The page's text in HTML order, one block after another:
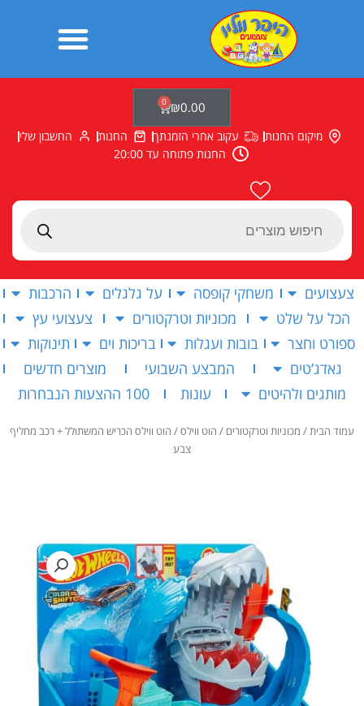
Products
₪0.00
0
עגלת
קניות
מיקום החנות עקוב אחרי הזמנתך החנות
החשבון שלי
החנות פתוחה עד 20:00
צעצועים משחקי קופסה על גלגלים
הרכבות
הכל על שלט
מכוניות וטרקטורים
צעצועי עץ
ספורט וחצר
בובות ועגלות בריכות וים
תינוקות
גאדג’טים
המבצע השבועי
מוצרים חדשים
מותגים ולהיטים
עונות 100 ההצעות הנבחרות
עמוד הבית/ מכוניות וטרקטורים / הוט ווילס/ הוט ווילס הכריש המשתולל + רכב מחליף
צבע